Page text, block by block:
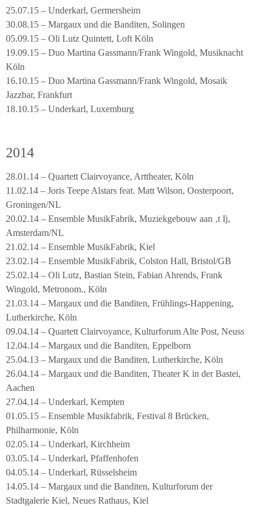
25.07.15 – Underkarl, Germersheim
30.08.15 – Margaux und die Banditen, Solingen
05.09.15 – Oli Lutz Quintett, Loft Köln
19.09.15 – Duo Martina Gassmann/Frank Wingold, Musiknacht
Köln
16.10.15 – Duo Martina Gassmann/Frank Wingold, Mosaik
Jazzbar, Frankfurt
18.10.15 – Underkarl, Luxemburg
2014
28.01.14 – Quartett Clairvoyance, Arttheater, Köln
11.02.14 – Joris Teepe Alstars feat. Matt Wilson, Oosterpoort,
Groningen/NL
20.02.14 – Ensemble MusikFabrik, Muziekgebouw aan ‚t Ij,
Amsterdam/NL
21.02.14 – Ensemble MusikFabrik, Kiel
23.02.14 – Ensemble MusikFabrik, Colston Hall, Bristol/GB
25.02.14 – Oli Lutz, Bastian Stein, Fabian Ahrends, Frank
Wingold, Metronom., Köln
21.03.14 – Margaux und die Banditen, Frühlings-Happening,
Lutherkirche, Köln
09.04.14 – Quartett Clairvoyance, Kulturforum Alte Post, Neuss
12.04.14 – Margaux und die Banditen, Eppelborn
25.04.13 – Margaux und die Banditen, Lutherkirche, Köln
26.04.14 – Margaux und die Banditen, Theater K in der Bastei,
Aachen
27.04.14 – Underkarl, Kempten
01.05.15 – Ensemble Musikfabrik, Festival 8 Brücken,
Philharmonie, Köln
02.05.14 – Underkarl, Kirchheim
03.05.14 – Underkarl, Pfaffenhofen
04.05.14 – Underkarl, Rüsselsheim
14.05.14 – Margaux und die Banditen, Kulturforum der
Stadtgalerie Kiel, Neues Rathaus, Kiel